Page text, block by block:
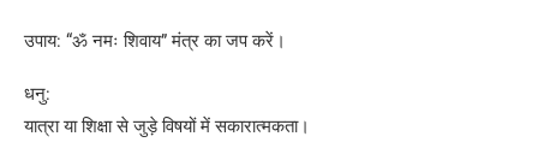
उपाय: “ॐ नमः शिवाय” मंत्र का जप करें।
धनु:
यात्रा या शिक्षा से जुड़े विषयों में सकारात्मकता।